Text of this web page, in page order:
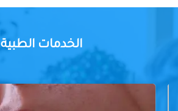
الخدمات الطبية